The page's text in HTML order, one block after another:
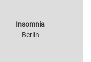
Insomnia
Berlin